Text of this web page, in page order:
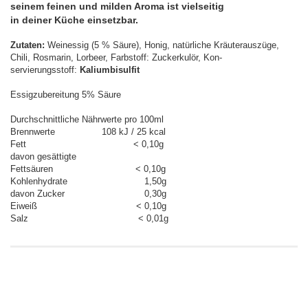
seinem feinen und milden Aroma ist vielseitig
in deiner Küche einsetzbar.
Zutaten: Weinessig (5 % Säure), Honig, natürliche Kräuterauszüge,
Chili, Rosmarin, Lorbeer, Farbstoff: Zuckerkulör, Kon-
servierungsstoff: Kaliumbisulfit
Essigzubereitung 5% Säure
Durchschnittliche Nährwerte pro 100ml
Brennwerte 108 kJ / 25 kcal
Fett < 0,10g
davon gesättigte
Fettsäuren < 0,10g
Kohlenhydrate 1,50g
davon Zucker 0,30g
Eiweiß < 0,10g
Salz < 0,01g